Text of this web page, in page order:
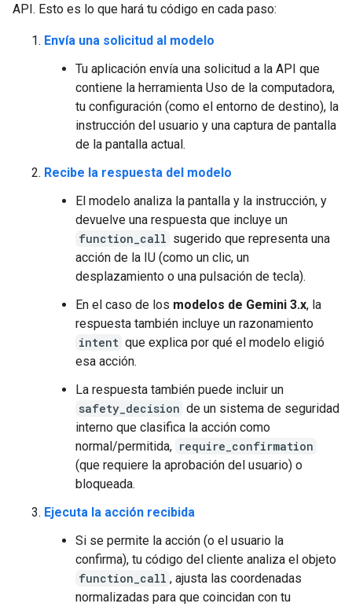
API. Esto es lo que hará tu código en cada paso:
Envía una solicitud al modelo
Tu aplicación envía una solicitud a la API que
contiene la herramienta Uso de la computadora,
tu configuración (como el entorno de destino), la
instrucción del usuario y una captura de pantalla
de la pantalla actual.
Recibe la respuesta del modelo
El modelo analiza la pantalla y la instrucción, y
devuelve una respuesta que incluye un
function_call sugerido que representa una
acción de la IU (como un clic, un
desplazamiento o una pulsación de tecla).
En el caso de los modelos de Gemini 3.x, la
respuesta también incluye un razonamiento
intent que explica por qué el modelo eligió
esa acción.
La respuesta también puede incluir un
safety_decision de un sistema de seguridad
interno que clasifica la acción como
normal/permitida, require_confirmation
(que requiere la aprobación del usuario) o
bloqueada.
Ejecuta la acción recibida
Si se permite la acción (o el usuario la
confirma), tu código del cliente analiza el objeto
function_call , ajusta las coordenadas
normalizadas para que coincidan con tu